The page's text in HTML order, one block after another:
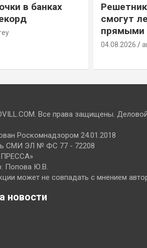
в банках
смогут
прямыми
04.08.2026
Все права защищены.
Роскомнадзором 24.01.2018
СМИ ЭЛ № ФС 77 - 72208
Попова Ю.В.
может не совпадать с мнением
новости